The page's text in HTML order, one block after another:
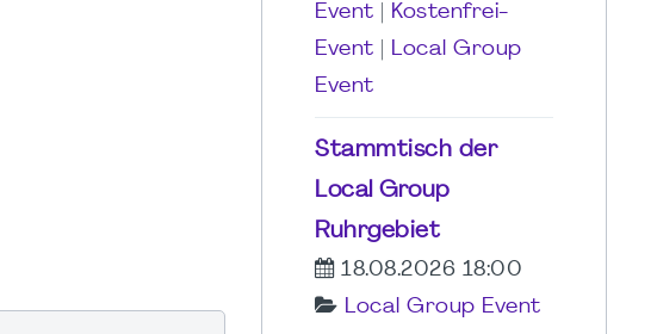
Event
Kostenfrei-
Event
Local Group
Event
Stammtisch der
Local Group
Ruhrgebiet
18.08.2026 18:00
Local Group Event